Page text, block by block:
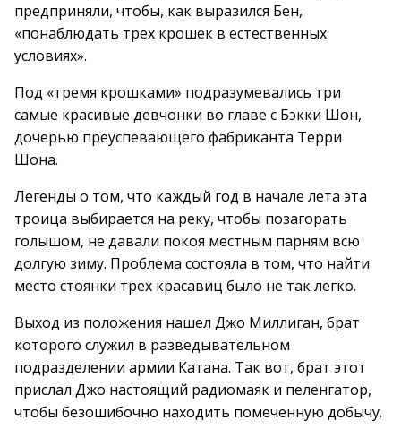
предприняли, чтобы, как выразился Бен,
«понаблюдать трех крошек в естественных
условиях».
Под «тремя крошками» подразумевались три
самые красивые девчонки во главе с Бэкки Шон,
дочерью преуспевающего фабриканта Терри
Шона.
Легенды о том, что каждый год в начале лета эта
троица выбирается на реку, чтобы позагорать
голышом, не давали покоя местным парням всю
долгую зиму. Проблема состояла в том, что найти
место стоянки трех красавиц было не так легко.
Выход из положения нашел Джо Миллиган, брат
которого служил в разведывательном
подразделении армии Катана. Так вот, брат этот
прислал Джо настоящий радиомаяк и пеленгатор,
чтобы безошибочно находить помеченную добычу.